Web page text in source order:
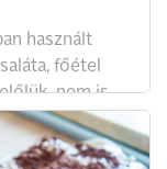
használt
főétel
nem is
jóféle